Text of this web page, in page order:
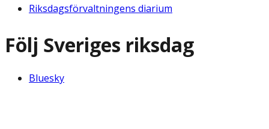
Riksdagsförvaltningens diarium
Följ Sveriges riksdag
Bluesky